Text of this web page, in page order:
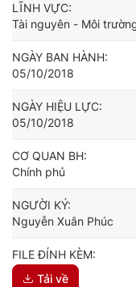
LĨNH VỰC:
Tài nguyên - Môi
NGÀY BAN HÀNH:
05/10/2018
NGÀY HIỆU LỰC:
05/10/2018
CƠ QUAN BH:
Chính phủ
NGƯỜI KÝ:
Nguyễn Xuân Phúc
FILE ĐÍNH KÈM:
Tải về